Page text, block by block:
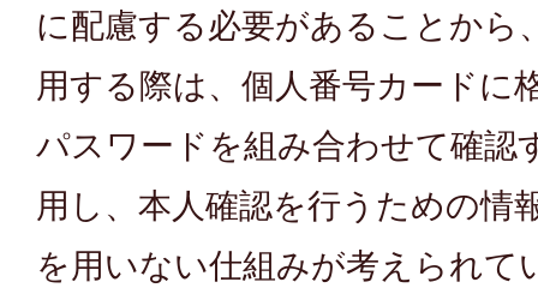
に配慮する必要があることから
用する際は、個人番号カードに
パスワードを組み合わせて確認
用し、本人確認を行うための情
を用いない仕組みが考えられて